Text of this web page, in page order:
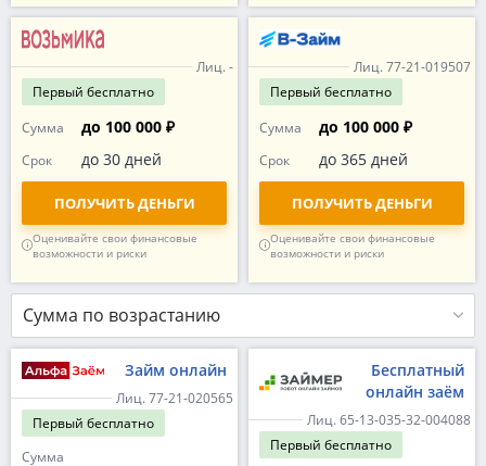
Лиц. -
Первый бесплатно
Сумма
до 100 000 ₽
Срок до 30 дней
ПОЛУЧИТЬ ДЕНЬГИ
Оценивайте свои финансовые
возможности и риски
Лиц. 77-21-019507
Первый бесплатно
Сумма
до 100 000 ₽
Срок до 365 дней
ПОЛУЧИТЬ ДЕНЬГИ
Оценивайте свои финансовые
возможности и риски
Сумма по возрастанию
Займ онлайн
Лиц. 77-21-020565
Первый бесплатно
Сумма
Бесплатный
онлайн заём
Лиц. 65-13-035-32-004088
Первый бесплатно